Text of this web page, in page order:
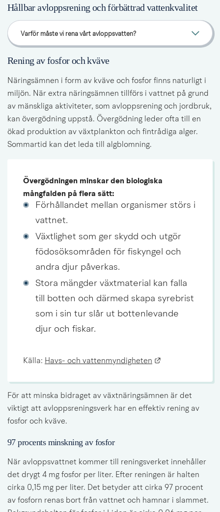
Hållbar avloppsrening och förbättrad vattenkvalitet
Varför måste vi rena vårt avloppsvatten?
Rening av fosfor och kväve
Näringsämnen i form av kväve och fosfor finns naturligt i
miljön. När extra näringsämnen tillförs i vattnet på grund
av mänskliga aktiviteter, som avloppsrening och jordbruk,
kan övergödning uppstå. Övergödning leder ofta till en
ökad produktion av växtplankton och fintrådiga alger.
Sommartid kan det leda till algblomning.
Övergödningen minskar den biologiska
mångfalden på flera sätt:
Förhållandet mellan organismer störs i
vattnet.
Växtlighet som ger skydd och utgör
födosöksområden för fiskyngel och
andra djur påverkas.
Stora mängder växtmaterial kan falla
till botten och därmed skapa syrebrist
som i sin tur slår ut bottenlevande
djur och fiskar.
Källa: Havs- och vattenmyndigheten
För att minska bidraget av växtnäringsämnen är det
viktigt att avloppsreningsverk har en effektiv rening av
fosfor och kväve.
97 procents minskning av fosfor
När avloppsvattnet kommer till reningsverket innehåller
det drygt 4 mg fosfor per liter. Efter reningen är halten
cirka 0,15 mg per liter. Det betyder att cirka 97 procent
av fosforn renas bort från vattnet och hamnar i slammet.